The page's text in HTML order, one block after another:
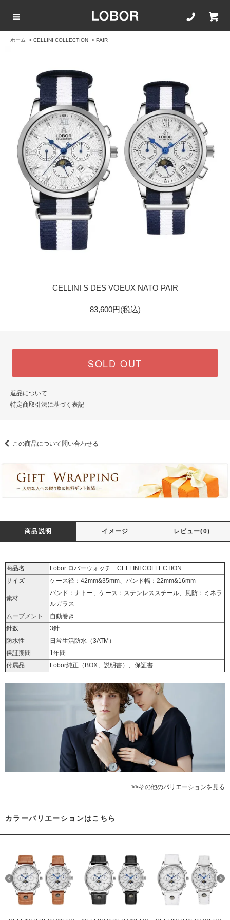
BLACK
BROWN
WHITE
ROSEGOLD
BLUE
SILVER
40mm
35mm
22mm
16mm
ホーム > CELLINI COLLECTION > PAIR
CELLINI S DES VOEUX NATO PAIR
83,600円(税込)
SOLD OUT
返品について
特定商取引法に基づく表記
この商品について問い合わせる
商品説明 イメージ レビュー(0)
商品名
Lobor ロバーウォッチ CELLINI COLLECTION
サイズ
ケース径：42mm&35mm、バンド幅：22mm&16mm
素材
バンド：ナトー、ケース：ステンレススチール、風防：ミネラ
ルガラス
ムーブメント
自動巻き
針数
3針
防水性
日常生活防水（3ATM）
保証期間
1年間
付属品
Lobor純正（BOX、説明書）、保証書
>>その他のバリエーションを見る
カラーバリエーションはこちら